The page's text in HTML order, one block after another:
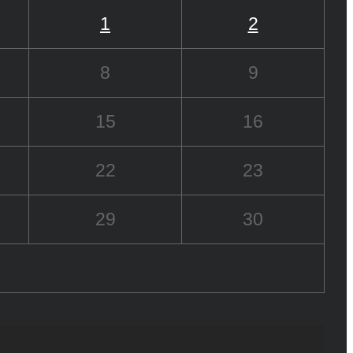
1 2
8 9
15 16
22 23
29 30